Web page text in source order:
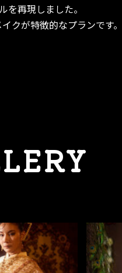
再現しました。
クが特徴的なプランです。